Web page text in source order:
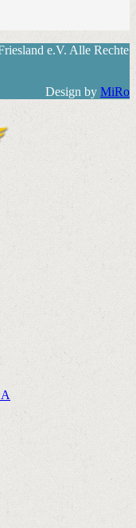
e.V. Alle Rechte
Design by MiRo